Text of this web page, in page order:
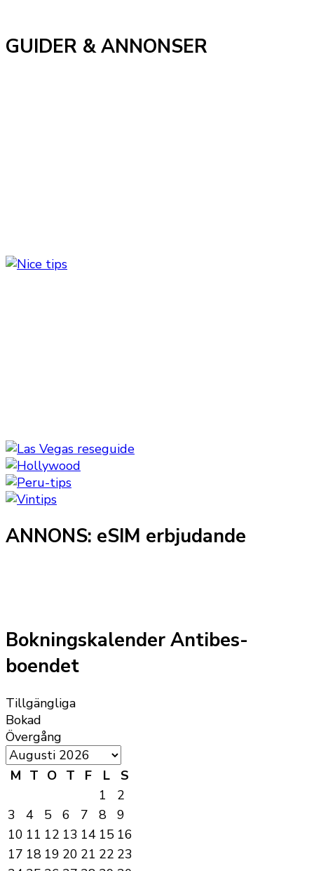
GUIDER & ANNONSER
ANNONS: eSIM erbjudande
Bokningskalender Antibes-
boendet
Tillgängliga
Bokad
Övergång
M T O T F L
S
1
2
3
4 5 6 7 8
9
10 11 12 13 14 15 16
17 18 19 20 21 22 23